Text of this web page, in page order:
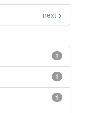
next >
1
1
1